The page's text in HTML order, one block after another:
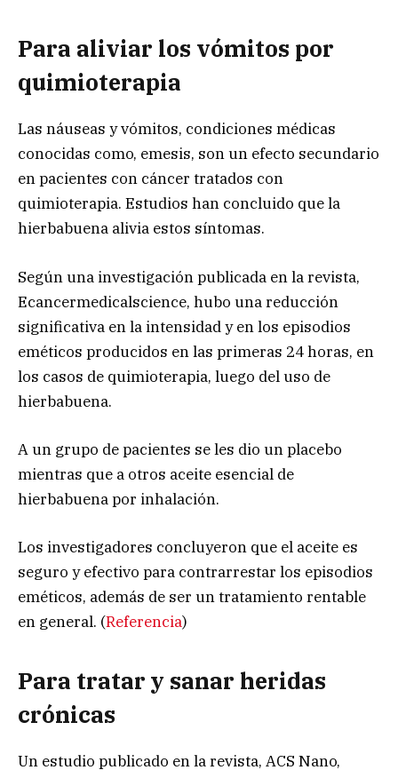
Para aliviar los vómitos por
quimioterapia
Las náuseas y vómitos, condiciones médicas
conocidas como, emesis, son un efecto secundario
en pacientes con cáncer tratados con
quimioterapia. Estudios han concluido que la
hierbabuena alivia estos síntomas.
Según una investigación publicada en la revista,
Ecancermedicalscience, hubo una reducción
significativa en la intensidad y en los episodios
eméticos producidos en las primeras 24 horas, en
los casos de quimioterapia, luego del uso de
hierbabuena.
A un grupo de pacientes se les dio un placebo
mientras que a otros aceite esencial de
hierbabuena por inhalación.
Los investigadores concluyeron que el aceite es
seguro y efectivo para contrarrestar los episodios
eméticos, además de ser un tratamiento rentable
en general. (Referencia)
Para tratar y sanar heridas
crónicas
Un estudio publicado en la revista, ACS Nano,